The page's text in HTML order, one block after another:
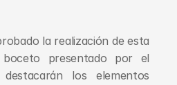
la realización de esta
presentado por el
los elementos